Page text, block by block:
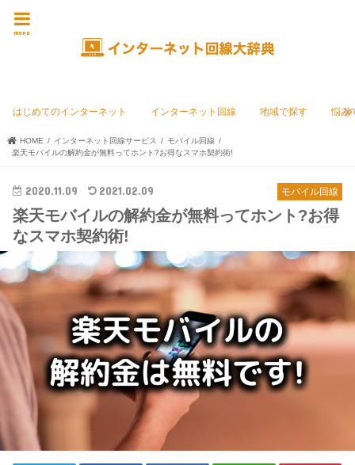
menu
はじめてのインターネット インターネット回線 地域で探す 悩み
HOME インターネット回線サービス
モバイル回線
楽天モバイルの解約金が無料ってホント?お得なスマホ契約術!
モバイル回線
2020.11.09 2021.02.09
楽天モバイルの解約金が無料ってホント?お得
なスマホ契約術!